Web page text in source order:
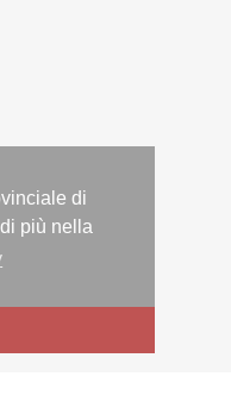
di
più nella